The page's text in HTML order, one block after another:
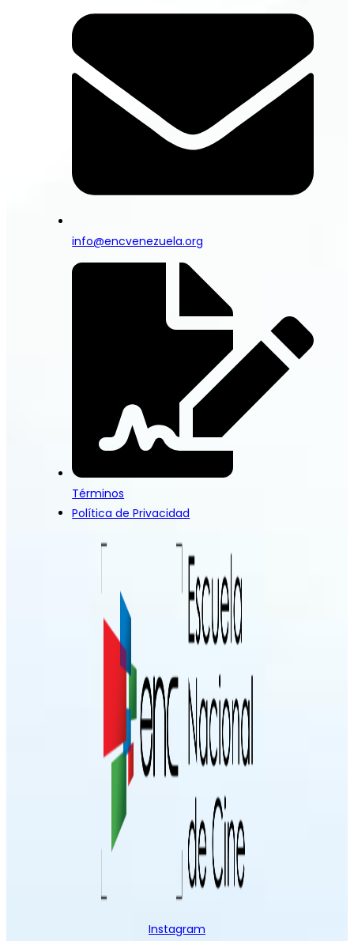
info@encvenezuela.org
Términos
Política de Privacidad
Instagram